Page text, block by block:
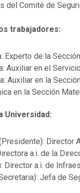
del Comité de
trabajadores:
Experto de la
Auxiliar en el
Auxiliar en la
en la Sección
Universidad:
Director
a.i. de la
Director a.i. de
Jefa de